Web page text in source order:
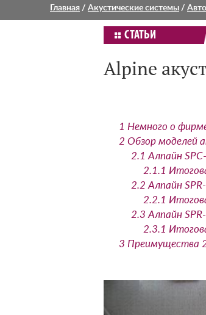
Главная / Акустические системы /
СТАТЬИ
Alpine
1 Немного о
2 Обзор моделей
2.1 Алпайн
2.1.1
2.2 Алпайн
2.2.1
2.3 Алпайн
2.3.1
3 Преимущества